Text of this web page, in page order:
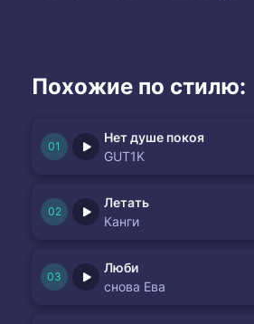
Похожие по стилю:
Нет душе покоя
GUT1K
Летать
Канги
Люби
снова Ева